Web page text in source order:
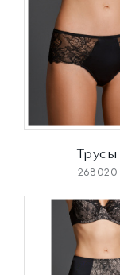
Трусы
268020